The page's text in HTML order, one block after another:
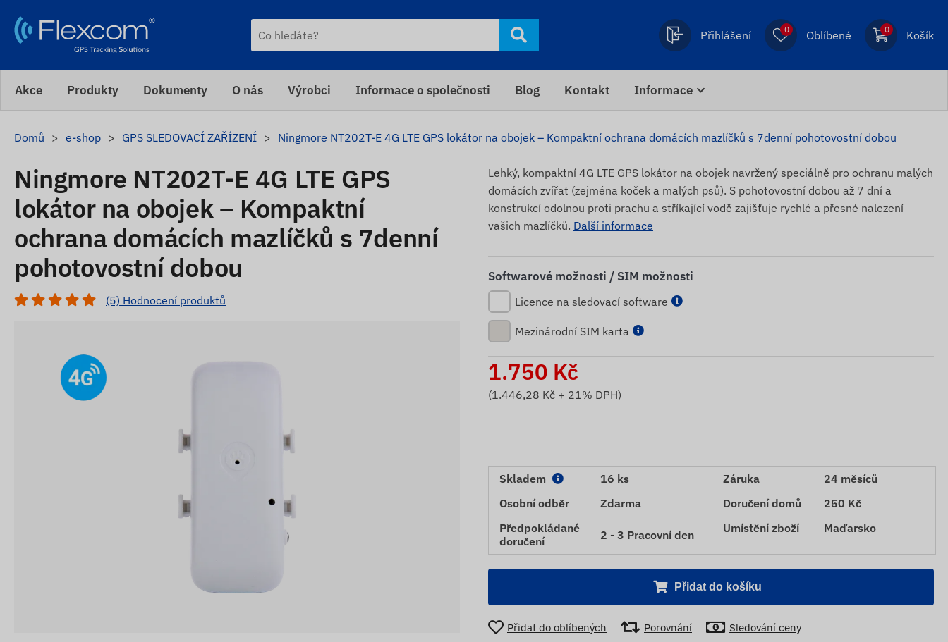
Přihlášení 0 Oblíbené 0 Košík
Akce Produkty Dokumenty O nás Výrobci Informace o společnosti Blog Kontakt Informace
Domů e-shop GPS SLEDOVACÍ ZAŘÍZENÍ Ningmore NT202T-E 4G LTE GPS lokátor na obojek – Kompaktní ochrana domácích mazlíčků s 7denní pohotovostní dobou
Ningmore NT202T-E 4G LTE GPS
lokátor na obojek – Kompaktní
ochrana domácích mazlíčků s 7denní
pohotovostní dobou
(5) Hodnocení produktů
Lehký, kompaktní 4G LTE GPS lokátor na obojek navržený speciálně pro ochranu malých
domácích zvířat (zejména koček a malých psů). S pohotovostní dobou až 7 dní a
konstrukcí odolnou proti prachu a stříkající vodě zajišťuje rychlé a přesné nalezení
vašich mazlíčků. Další informace
Softwarové možnosti / SIM možnosti
Licence na sledovací software
Mezinárodní SIM karta
1.750 Kč
(1.446,28 Kč + 21% DPH)
Skladem
16 ks
Osobní odběr
Zdarma
Předpokládané
doručení
2 - 3 Pracovní den
Záruka
24 měsíců
Doručení domů
250 Kč
Umístění zboží
Maďarsko
Přidat do košíku
Přidat do oblíbených Porovnání Sledování ceny